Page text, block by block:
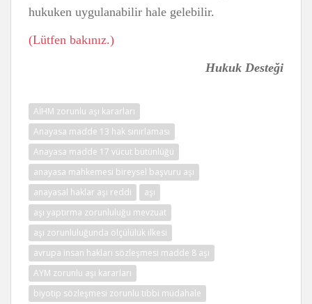
hukuken uygulanabilir hale gelebilir.
(Lütfen bakınız.)
Hukuk Desteği
AİHM zorunlu aşı kararları
Anayasa madde 13 hak sınırlaması
Anayasa madde 17 vücut bütünlüğü
anayasa mahkemesi bireysel başvuru aşı
anayasal haklar aşı reddi
aşı
aşı yaptırma zorunluluğu mevzuat
aşı zorunluluğunda ölçülülük ilkesi
avrupa insan hakları sözleşmesi madde 8 aşı
AYM zorunlu aşı kararları
biyotip sözleşmesi zorunlu tıbbi müdahale